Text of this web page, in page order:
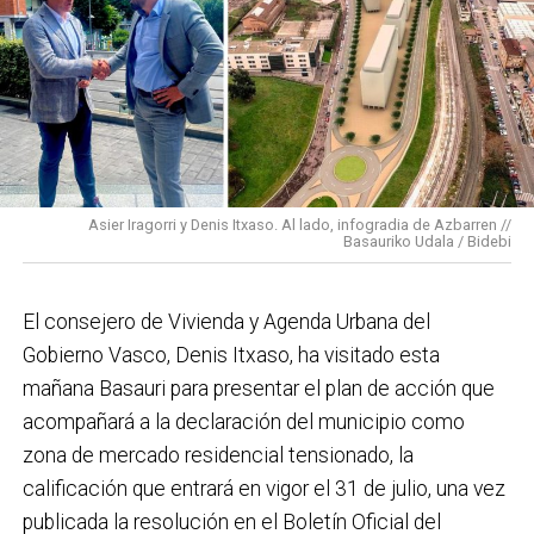
vecinas de esa zona y que simboliza muy bien el
Basauri por el que trabajamos: más accesible, más
conectado y pensado para todas las personas.
En cuanto a nuestras áreas, estos tres años han dado
para mucho. En Medio Ambiente destacaría el
impulso para la creación de huertos urbanos,la
elaboración del Plan General de Actuación Energética,
el Plan de Acción contra el Ruido y la instalación de
régimen de autoconsumo, que hacen de Basauri un
municipio más sostenible y preparado para el futuro.
En ese sentido, estamos trabajando en acciones de
clima y energía, entre las que destacan el diseño de
una red de refugios climáticos, junto con un Plan de
Actuación ante Episodios de Altas Temperaturas,
Asier Iragorri y Denis Itxaso. Al lado, infogradia de Azbarren //
Basauriko Udala / Bidebi
El consejero de Vivienda y Agenda Urbana del
Gobierno Vasco, Denis Itxaso, ha visitado esta
mañana Basauri para presentar el plan de acción que
acompañará a la declaración del municipio como
zona de mercado residencial tensionado, la
calificación que entrará en vigor el 31 de julio, una vez
publicada la resolución en el Boletín Oficial del